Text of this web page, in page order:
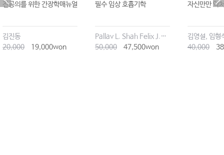
전공의를 위한 간장학매뉴얼
김진동
20,000
19,000won
필수 임상 호흡기학
Pallav L. Shah Felix J.F. Herth Yun Chor Gary Lee Gerard J. Criner
50,000
47,500won
자신만만 약
김영설, 임형
40,000